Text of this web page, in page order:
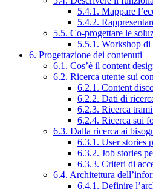
5.4.1. Mappare
5.4.2.
5.5. Co-progettare le
5.5.1. Workshop
6. Progettazione dei contenuti
6.1. Cos’è il content
6.2. Ricerca utente sui
6.2.1. Content
6.2.2. Dati di
6.2.3. Ricerca
6.2.4. Ricerca sui
6.3. Dalla ricerca ai
6.3.1. User stories
6.3.2. Job stories
6.3.3. Criteri di
6.4. Architettura
6.4.1. Definire